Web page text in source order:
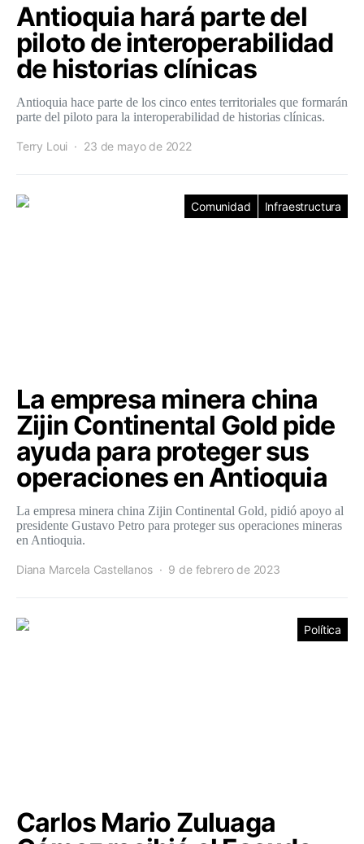
Antioquia hará parte del
piloto de interoperabilidad
de historias clínicas
Antioquia hace parte de los cinco entes territoriales que formarán
parte del piloto para la interoperabilidad de historias clínicas.
Terry Loui 23 de mayo de 2022
Comunidad Infraestructura
La empresa minera china
Zijin Continental Gold pide
ayuda para proteger sus
operaciones en Antioquia
La empresa minera china Zijin Continental Gold, pidió apoyo al
presidente Gustavo Petro para proteger sus operaciones mineras
en Antioquia.
Diana Marcela Castellanos 9 de febrero de 2023
Política
Carlos Mario Zuluaga